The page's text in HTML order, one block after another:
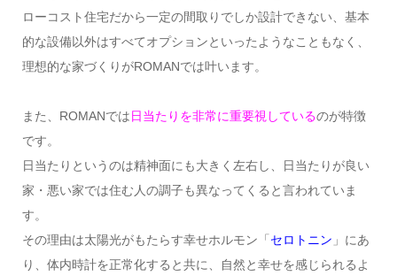
ローコスト住宅だから一定の間取りでしか設計できない、基本
的な設備以外はすべてオプションといったようなこともなく、
理想的な家づくりがROMANでは叶います。
また、ROMANでは日当たりを非常に重要視しているのが特徴
です。
日当たりというのは精神面にも大きく左右し、日当たりが良い
家・悪い家では住む人の調子も異なってくると言われていま
す。
その理由は太陽光がもたらす幸せホルモン「 セロトニン 」にあ
り、体内時計を正常化すると共に、自然と幸せを感じられるよ